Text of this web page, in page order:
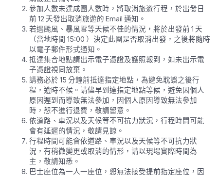
參加人數未達成團人數時，將取消旅遊行程，於出發日
前 12 天發出取消旅遊的 Email 通知。
若遇颱風、暴風雪等天候不佳的情況，將於出發前 1 天
（當地時間 15:00 ）決定此團是否取消出發，之後將隨時
以電子郵件形式通知。
抵達集合地點請出示電子憑證及護照報到，如未出示電
子憑證視同放棄。
請務必於 15 分鐘前抵達指定地點，為避免耽誤之後行
程，逾時不候。請儘早到達指定地點等候，避免因個人
原因遲到而導致無法參加，因個人原因導致無法參加
時，恕不進行退費，敬請留意。
依道路、車況以及天候等不可抗力狀況，行程時間可能
會有延遲的情況，敬請見諒。
行程時間可能會依道路、車況以及天候等不可抗力狀
況，有稍微變更或取消的情形，請以現場實際時間為
主，敬請知悉。
巴士座位為一人一座位，恕無法接受提前指定座位，因